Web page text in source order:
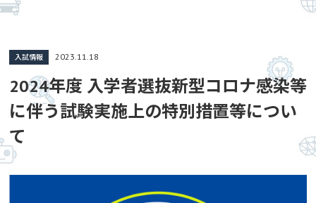
2024年度 入学者選抜新型コロナ感染等
に伴う試験実施上の特別措置等につい
て
入試情報 2023.11.18